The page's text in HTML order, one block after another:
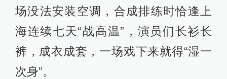
场没法安装空调，合成排练时恰逢上
海连续七天“战高温”，演员们长衫长
裤，成衣成套，一场戏下来就得“湿一
次身”。